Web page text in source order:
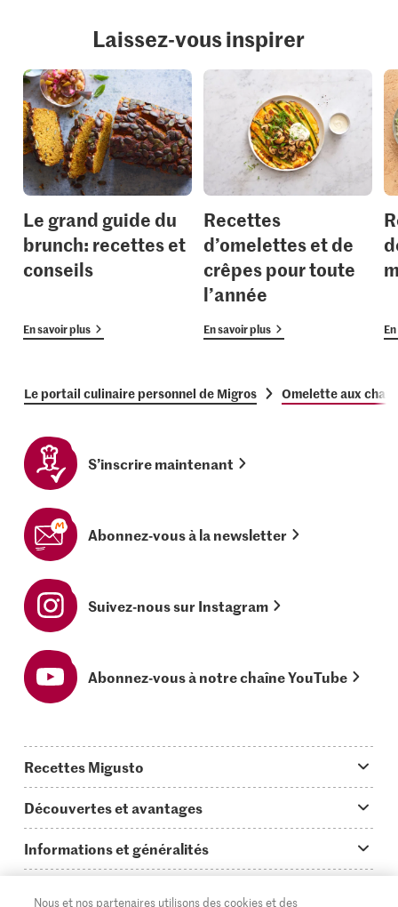
Laissez-vous inspirer
Le grand guide du
brunch: recettes et
conseils
En savoir plus
Recettes
d’omelettes et de
crêpes pour toute
l’année
En savoir plus
Le portail culinaire personnel de Migros Omelette aux
S’inscrire maintenant
Abonnez-vous à la newsletter
Suivez-nous sur Instagram
Abonnez-vous à notre chaîne YouTube
Recettes Migusto
Idées de menus
Plats principaux
Découvertes et avantages
On en parle...
Informations et généralités
Questions concernant Migusto
Nous et nos partenaires utilisons des cookies et des